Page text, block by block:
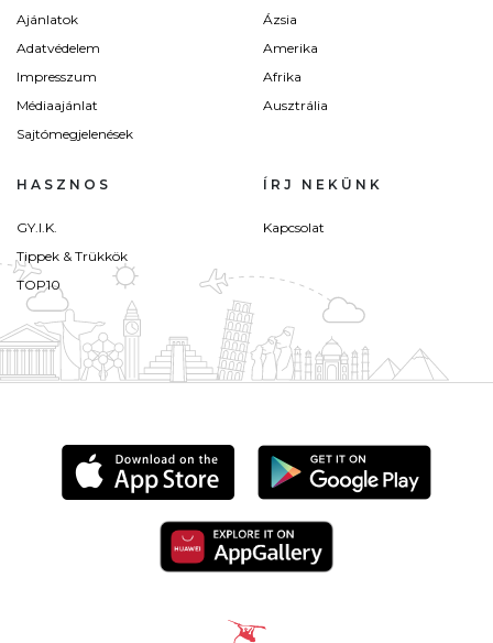
Ajánlatok
Adatvédelem
Impresszum
Médiaajánlat
Sajtómegjelenések
Ázsia
Amerika
Afrika
Ausztrália
HASZNOS
GY.I.K.
Tippek & Trükkök
TOP10
ÍRJ NEKÜNK
Kapcsolat